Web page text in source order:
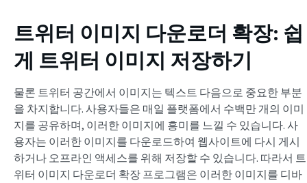
트위터 이미지 다운로더 확장: 쉽
게 트위터 이미지 저장하기
물론 트위터 공간에서 이미지는 텍스트 다음으로 중요한 부분
을 차지합니다. 사용자들은 매일 플랫폼에서 수백만 개의 이미
지를 공유하며, 이러한 이미지에 흥미를 느낄 수 있습니다. 사
용자는 이러한 이미지를 다운로드하여 웹사이트에 다시 게시
하거나 오프라인 액세스를 위해 저장할 수 있습니다. 따라서 트
위터 이미지 다운로더 확장 프로그램은 이러한 이미지를 디바